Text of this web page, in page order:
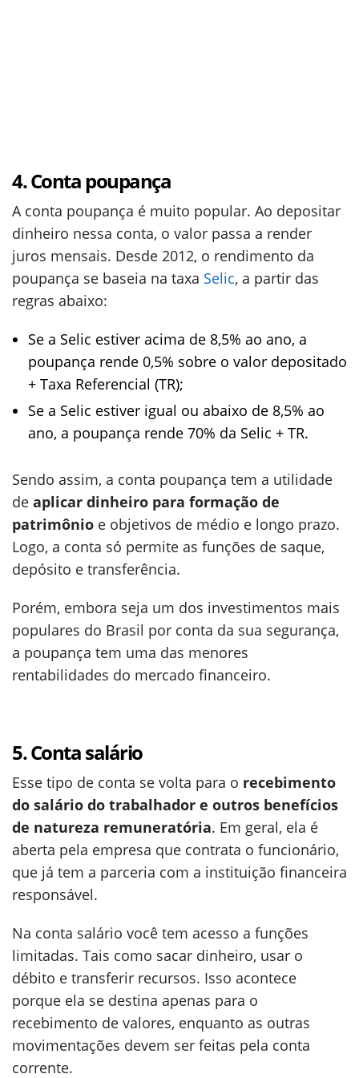
4. Conta poupança
A conta poupança é muito popular. Ao depositar
dinheiro nessa conta, o valor passa a render
juros mensais. Desde 2012, o rendimento da
poupança se baseia na taxa Selic, a partir das
regras abaixo:
Se a Selic estiver acima de 8,5% ao ano, a
poupança rende 0,5% sobre o valor depositado
+ Taxa Referencial (TR);
Se a Selic estiver igual ou abaixo de 8,5% ao
ano, a poupança rende 70% da Selic + TR.
Sendo assim, a conta poupança tem a utilidade
de aplicar dinheiro para formação de
patrimônio e objetivos de médio e longo prazo.
Logo, a conta só permite as funções de saque,
depósito e transferência.
Porém, embora seja um dos investimentos mais
populares do Brasil por conta da sua segurança,
a poupança tem uma das menores
rentabilidades do mercado financeiro.
5. Conta salário
Esse tipo de conta se volta para o recebimento
do salário do trabalhador e outros benefícios
de natureza remuneratória. Em geral, ela é
aberta pela empresa que contrata o funcionário,
que já tem a parceria com a instituição financeira
responsável.
Na conta salário você tem acesso a funções
limitadas. Tais como sacar dinheiro, usar o
débito e transferir recursos. Isso acontece
porque ela se destina apenas para o
recebimento de valores, enquanto as outras
movimentações devem ser feitas pela conta
corrente.